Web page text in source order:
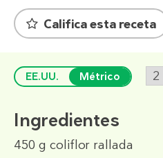
Califica esta receta
EE.UU. Métrico
Ingredientes
450 g coliflor rallada